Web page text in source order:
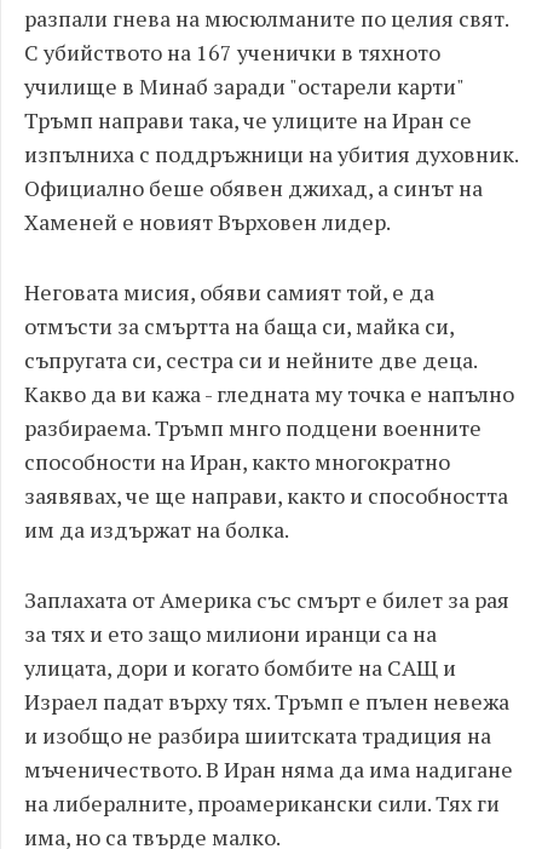
разпали гнева на мюсюлманите по целия свят.
С убийството на 167 ученички в тяхното
училище в Минаб заради "остарели карти"
Тръмп направи така, че улиците на Иран се
изпълниха с поддръжници на убития духовник.
Официално беше обявен джихад, а синът на
Хаменей е новият Върховен лидер.
Неговата мисия, обяви самият той, е да
отмъсти за смъртта на баща си, майка си,
съпругата си, сестра си и нейните две деца.
Какво да ви кажа - гледната му точка е напълно
разбираема. Тръмп мнго подцени военните
способности на Иран, както многократно
заявявах, че ще направи, както и способността
им да издържат на болка.
Заплахата от Америка със смърт е билет за рая
за тях и ето защо милиони иранци са на
улицата, дори и когато бомбите на САЩ и
Израел падат върху тях. Тръмп е пълен невежа
и изобщо не разбира шиитската традиция на
мъченичеството. В Иран няма да има надигане
на либералните, проамерикански сили. Тях ги
има, но са твърде малко.